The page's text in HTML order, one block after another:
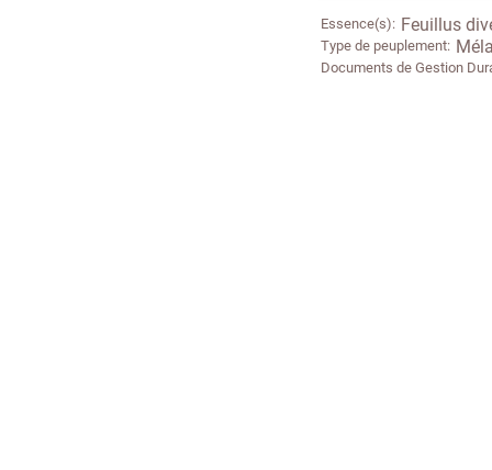
Essence(s) Feuillus
Type de peuplement
Documents de Gestion